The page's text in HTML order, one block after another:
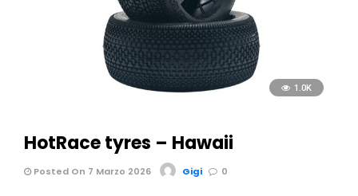
1.0K
HotRace tyres – Hawaii
Posted On 7 Marzo 2026 Gigi 0